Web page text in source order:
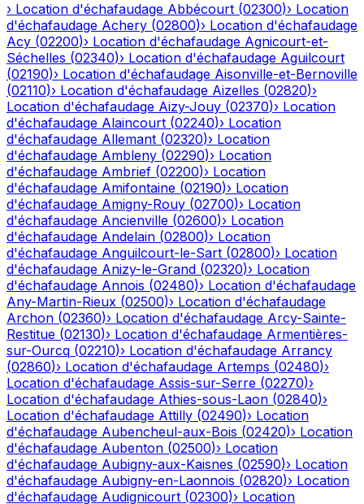
› Location d'échafaudage Abbécourt (02300)› Location
d'échafaudage Achery (02800)› Location d'échafaudage
Acy (02200)› Location d'échafaudage Agnicourt-et-
Séchelles (02340)› Location d'échafaudage Aguilcourt
(02190)› Location d'échafaudage Aisonville-et-Bernoville
(02110)› Location d'échafaudage Aizelles (02820)›
Location d'échafaudage Aizy-Jouy (02370)› Location
d'échafaudage Alaincourt (02240)› Location
d'échafaudage Allemant (02320)› Location
d'échafaudage Ambleny (02290)› Location
d'échafaudage Ambrief (02200)› Location
d'échafaudage Amifontaine (02190)› Location
d'échafaudage Amigny-Rouy (02700)› Location
d'échafaudage Ancienville (02600)› Location
d'échafaudage Andelain (02800)› Location
d'échafaudage Anguilcourt-le-Sart (02800)› Location
d'échafaudage Anizy-le-Grand (02320)› Location
d'échafaudage Annois (02480)› Location d'échafaudage
Any-Martin-Rieux (02500)› Location d'échafaudage
Archon (02360)› Location d'échafaudage Arcy-Sainte-
Restitue (02130)› Location d'échafaudage Armentières-
sur-Ourcq (02210)› Location d'échafaudage Arrancy
(02860)› Location d'échafaudage Artemps (02480)›
Location d'échafaudage Assis-sur-Serre (02270)›
Location d'échafaudage Athies-sous-Laon (02840)›
Location d'échafaudage Attilly (02490)› Location
d'échafaudage Aubencheul-aux-Bois (02420)› Location
d'échafaudage Aubenton (02500)› Location
d'échafaudage Aubigny-aux-Kaisnes (02590)› Location
d'échafaudage Aubigny-en-Laonnois (02820)› Location
d'échafaudage Audignicourt (02300)› Location